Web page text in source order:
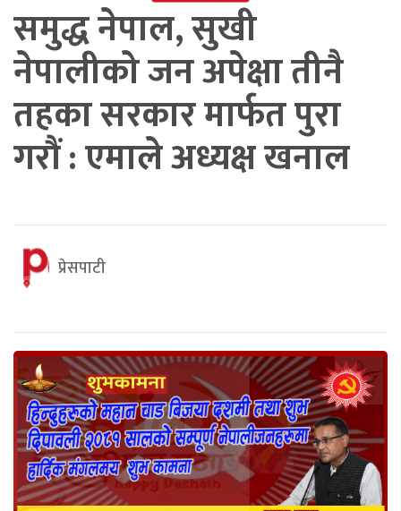
समुद्ध नेपाल, सुखी
नेपालीको जन अपेक्षा तीनै
तहका सरकार मार्फत पुरा
गरौं : एमाले अध्यक्ष खनाल
प्रेसपाटी